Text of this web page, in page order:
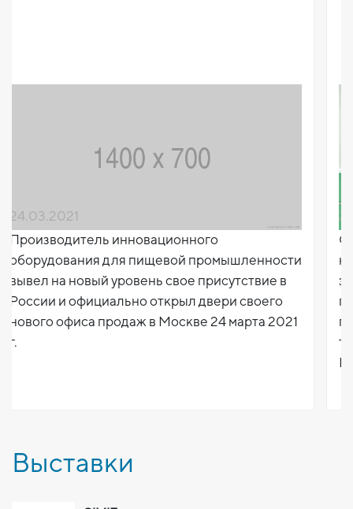
промышленности
присутствие в
двери своего
24 марта 2021
С большой гордостью мы рады
начале работы нашего
зала MARELEC. Наш
позволит всем желающим посетить
полностью действующий
только технологическими
MARELEC! В независимости от
Выставки